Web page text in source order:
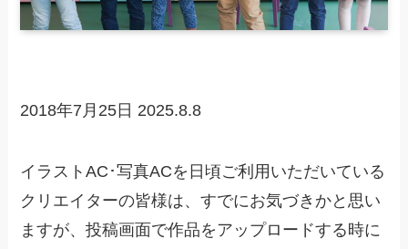
2018年7月25日 2025.8.8
イラストAC･写真ACを日頃ご利用いただいている
クリエイターの皆様は、すでにお気づきかと思い
ますが、投稿画面で作品をアップロードする時に